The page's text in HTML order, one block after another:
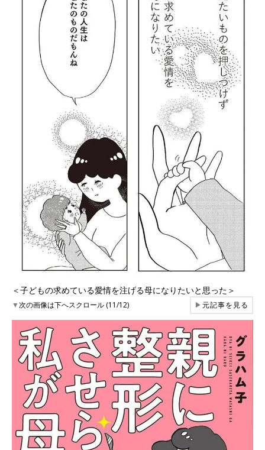
＜子どもの求めている愛情を注げる母になりたいと思った＞
▼次の画像は下へスクロール (11/12) ▶元記事を見る